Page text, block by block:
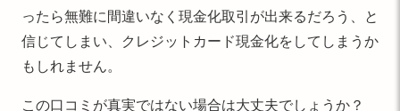
ったら無難に間違いなく現金化取引が出来るだろう、と
信じてしまい、クレジットカード現金化をしてしまうか
もしれません。
この口コミが真実ではない場合は大丈夫でしょうか？